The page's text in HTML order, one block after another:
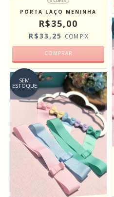
PORTA LAÇO MENINHA
R$35,00
R$33,25 COM PIX
COMPRAR
SEM
ESTOQUE